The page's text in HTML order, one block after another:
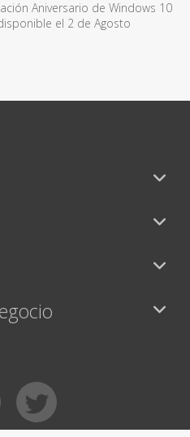
Aniversario de Windows 10
el 2 de Agosto